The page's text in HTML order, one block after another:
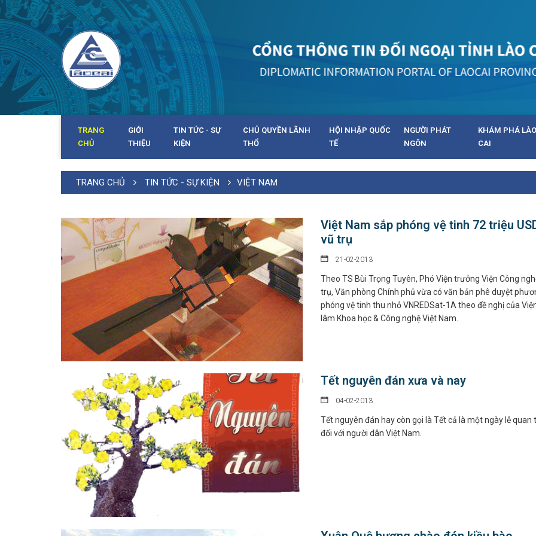
TRANG
CHỦ
GIỚI
THIỆU
TIN TỨC - SỰ
KIỆN
CHỦ QUYỀN LÃNH
THỔ
HỘI NHẬP QUỐC
TẾ
NGƯỜI PHÁT
NGÔN
KHÁM PHÁ LÀO
CAI
TRANG CHỦ TIN TỨC - SỰ KIỆN VIỆT NAM
Việt Nam sắp phóng vệ tinh 72 triệu
vũ trụ
21-02-2013
Theo TS Bùi Trọng Tuyên, Phó Viện trưởng Viện Công
trụ, Văn phòng Chính phủ vừa có văn bản phê duyệt
phóng vệ tinh thu nhỏ VNREDSat-1A theo đề nghị của
lâm Khoa học & Công nghệ Việt Nam.
Tết nguyên đán xưa và nay
04-02-2013
Tết nguyên đán hay còn gọi là Tết cả là một ngày lễ quan
đối với người dân Việt Nam.